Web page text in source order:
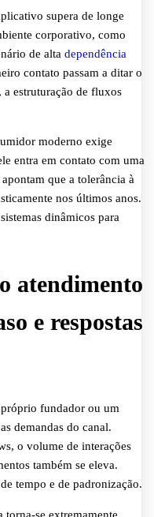
supera de longe
corporativo, como
de alta dependência
contato passam a ditar o
a estruturação de fluxos
moderno exige
entra em contato com uma
que a tolerância à
nos últimos anos.
dinâmicos para
atendimento
e respostas
fundador ou um
demandas do canal.
o volume de interações
também se eleva.
tempo e de padronização.
se extremamente